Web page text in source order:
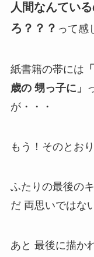
人間なんてい
ろ？？？ って感
紙書籍の帯には
歳の 甥っ子に」
が・・・
もう！そのとお
ふたりの最後の
だ 両思いではな
あと 最後に描か